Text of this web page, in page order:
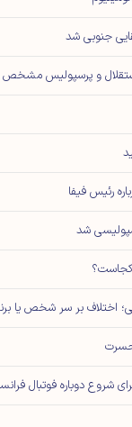
جنوبی شد
استقلال و پرسپولیس
رئیس فیفا
شد
اختلاف بر سر شخص یا
حسرت
شروع دوباره فوتبال